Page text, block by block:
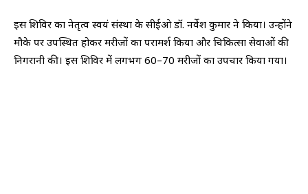
इस शिविर का नेतृत्व स्वयं संस्था के सीईओ डॉ. नर्वेश कुमार ने किया। उन्होंने
मौके पर उपस्थित होकर मरीजों का परामर्श किया और चिकित्सा सेवाओं की
निगरानी की। इस शिविर में लगभग 60–70 मरीजों का उपचार किया गया।